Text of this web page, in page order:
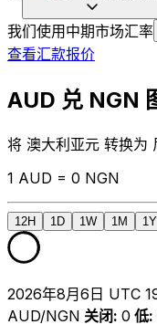
我们使用中期市场汇率
查看汇款报价
AUD 兑 NGN
将 澳大利亚元 转换为
1 AUD = 0 NGN
12H 1D 1W 1M 1Y
2026年8月6日 UTC
AUD/NGN 关闭: 0 低: